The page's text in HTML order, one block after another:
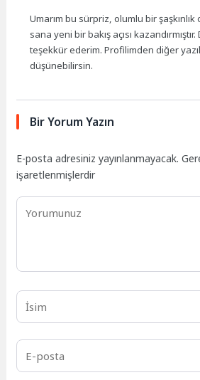
Umarım bu sürpriz, olumlu bir şaşkınlık
sana yeni bir bakış açısı
teşekkür ederim. Profilimden diğer
düşünebilirsin.
Bir Yorum Yazın
E-posta adresiniz yayınlanmayacak.
işaretlenmişlerdir